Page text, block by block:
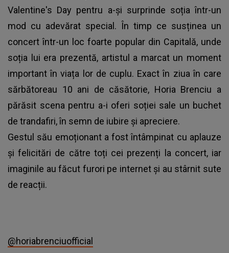
Valentine's Day pentru a-și surprinde soția într-un
mod cu adevărat special. În timp ce susținea un
concert într-un loc foarte popular din Capitală, unde
soția lui era prezentă, artistul a marcat un moment
important în viața lor de cuplu. Exact în ziua în care
sărbătoreau 10 ani de căsătorie, Horia Brenciu a
părăsit scena pentru a-i oferi soției sale un buchet
de trandafiri, în semn de iubire și apreciere.
Gestul său emoționant a fost întâmpinat cu aplauze
și felicitări de către toți cei prezenți la concert, iar
imaginile au făcut furori pe internet și au stârnit sute
de reacții.
@horiabrenciuofficial